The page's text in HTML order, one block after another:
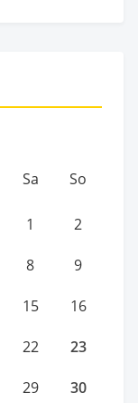
Sa So
1 2
8 9
15 16
22 23
29 30